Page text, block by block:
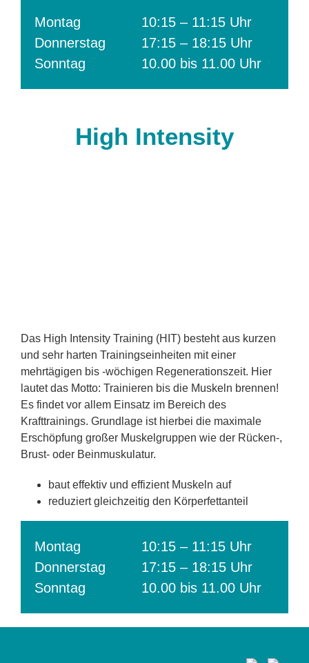
Montag
Donnerstag
Sonntag
10:15 – 11:15 Uhr
17:15 – 18:15 Uhr
10.00 bis 11.00 Uhr
High Intensity
Das High Intensity Training (HIT) besteht aus kurzen
und sehr harten Trainingseinheiten mit einer
mehrtägigen bis -wöchigen Regenerationszeit. Hier
lautet das Motto: Trainieren bis die Muskeln brennen!
Es findet vor allem Einsatz im Bereich des
Krafttrainings. Grundlage ist hierbei die maximale
Erschöpfung großer Muskelgruppen wie der Rücken-,
Brust- oder Beinmuskulatur.
baut effektiv und effizient Muskeln auf
reduziert gleichzeitig den Körperfettanteil
Montag
Donnerstag
Sonntag
10:15 – 11:15 Uhr
17:15 – 18:15 Uhr
10.00 bis 11.00 Uhr